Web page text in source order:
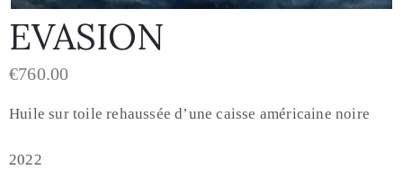
EVASION
€760.00
Huile sur toile rehaussée d’une caisse américaine noire
2022